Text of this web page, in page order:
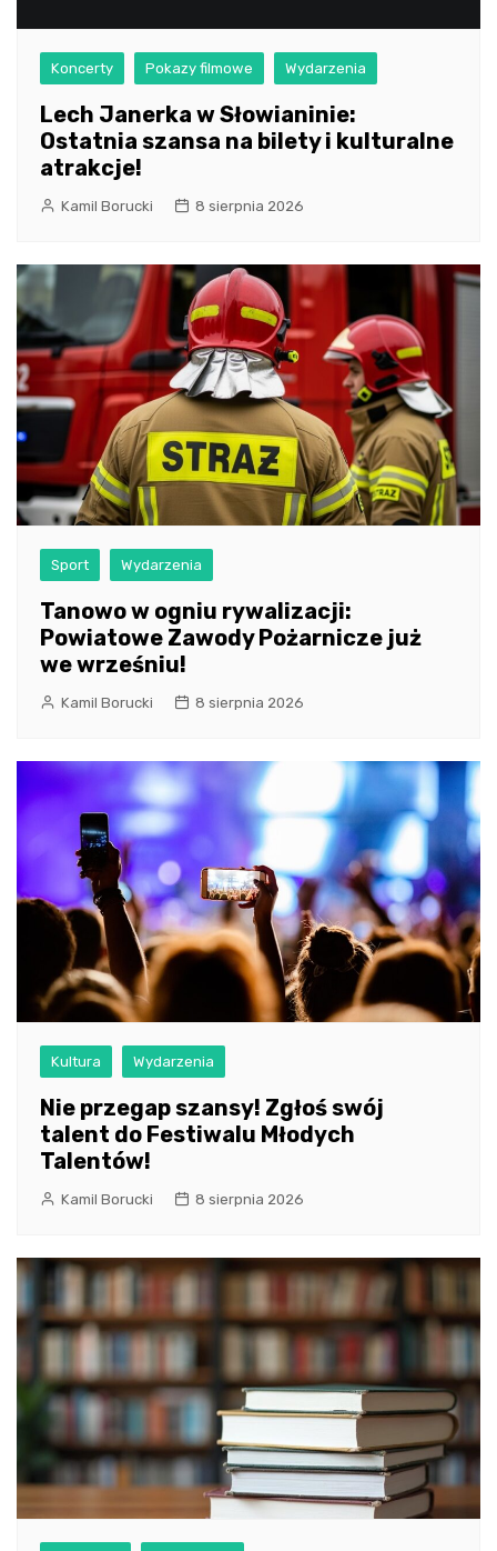
Koncerty Pokazy filmowe Wydarzenia
Lech Janerka w Słowianinie:
Ostatnia szansa na bilety i kulturalne
atrakcje!
Kamil Borucki 8 sierpnia 2026
Sport Wydarzenia
Tanowo w ogniu rywalizacji:
Powiatowe Zawody Pożarnicze już
we wrześniu!
Kamil Borucki 8 sierpnia 2026
Kultura Wydarzenia
Nie przegap szansy! Zgłoś swój
talent do Festiwalu Młodych
Talentów!
Kamil Borucki 8 sierpnia 2026